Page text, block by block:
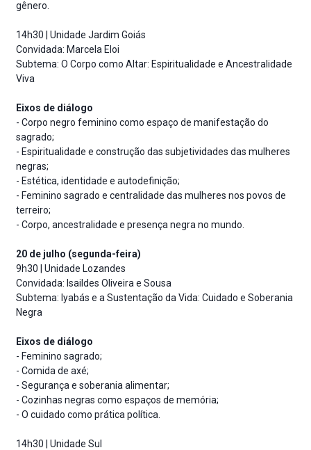
gênero.
14h30 | Unidade Jardim Goiás
Convidada: Marcela Eloi
Subtema: O Corpo como Altar: Espiritualidade e Ancestralidade
Viva
Eixos de diálogo
- Corpo negro feminino como espaço de manifestação do
sagrado;
- Espiritualidade e construção das subjetividades das mulheres
negras;
- Estética, identidade e autodefinição;
- Feminino sagrado e centralidade das mulheres nos povos de
terreiro;
- Corpo, ancestralidade e presença negra no mundo.
20 de julho (segunda-feira)
9h30 | Unidade Lozandes
Convidada: Isaildes Oliveira e Sousa
Subtema: Iyabás e a Sustentação da Vida: Cuidado e Soberania
Negra
Eixos de diálogo
- Feminino sagrado;
- Comida de axé;
- Segurança e soberania alimentar;
- Cozinhas negras como espaços de memória;
- O cuidado como prática política.
14h30 | Unidade Sul